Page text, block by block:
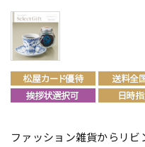
ファッション雑貨からリ